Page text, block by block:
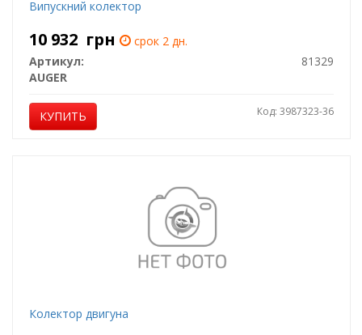
Випускний колектор
10 932 грн
срок 2 дн.
Артикул:
81329
AUGER
КУПИТЬ Код: 3987323-36
Колектор двигуна